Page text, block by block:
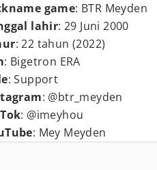
game: BTR Meyden
lahir: 29 Juni 2000
: 22 tahun (2022)
: Bigetron ERA
: Support
: @btr_meyden
: @imeyhou
: Mey Meyden